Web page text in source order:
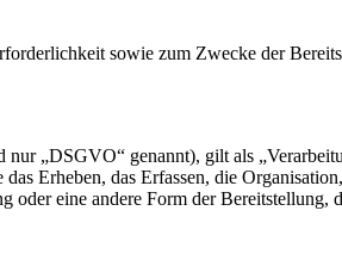
sowie zum Zwecke der
„DSGVO“ genannt), gilt als
Erheben, das Erfassen, die
eine andere Form der